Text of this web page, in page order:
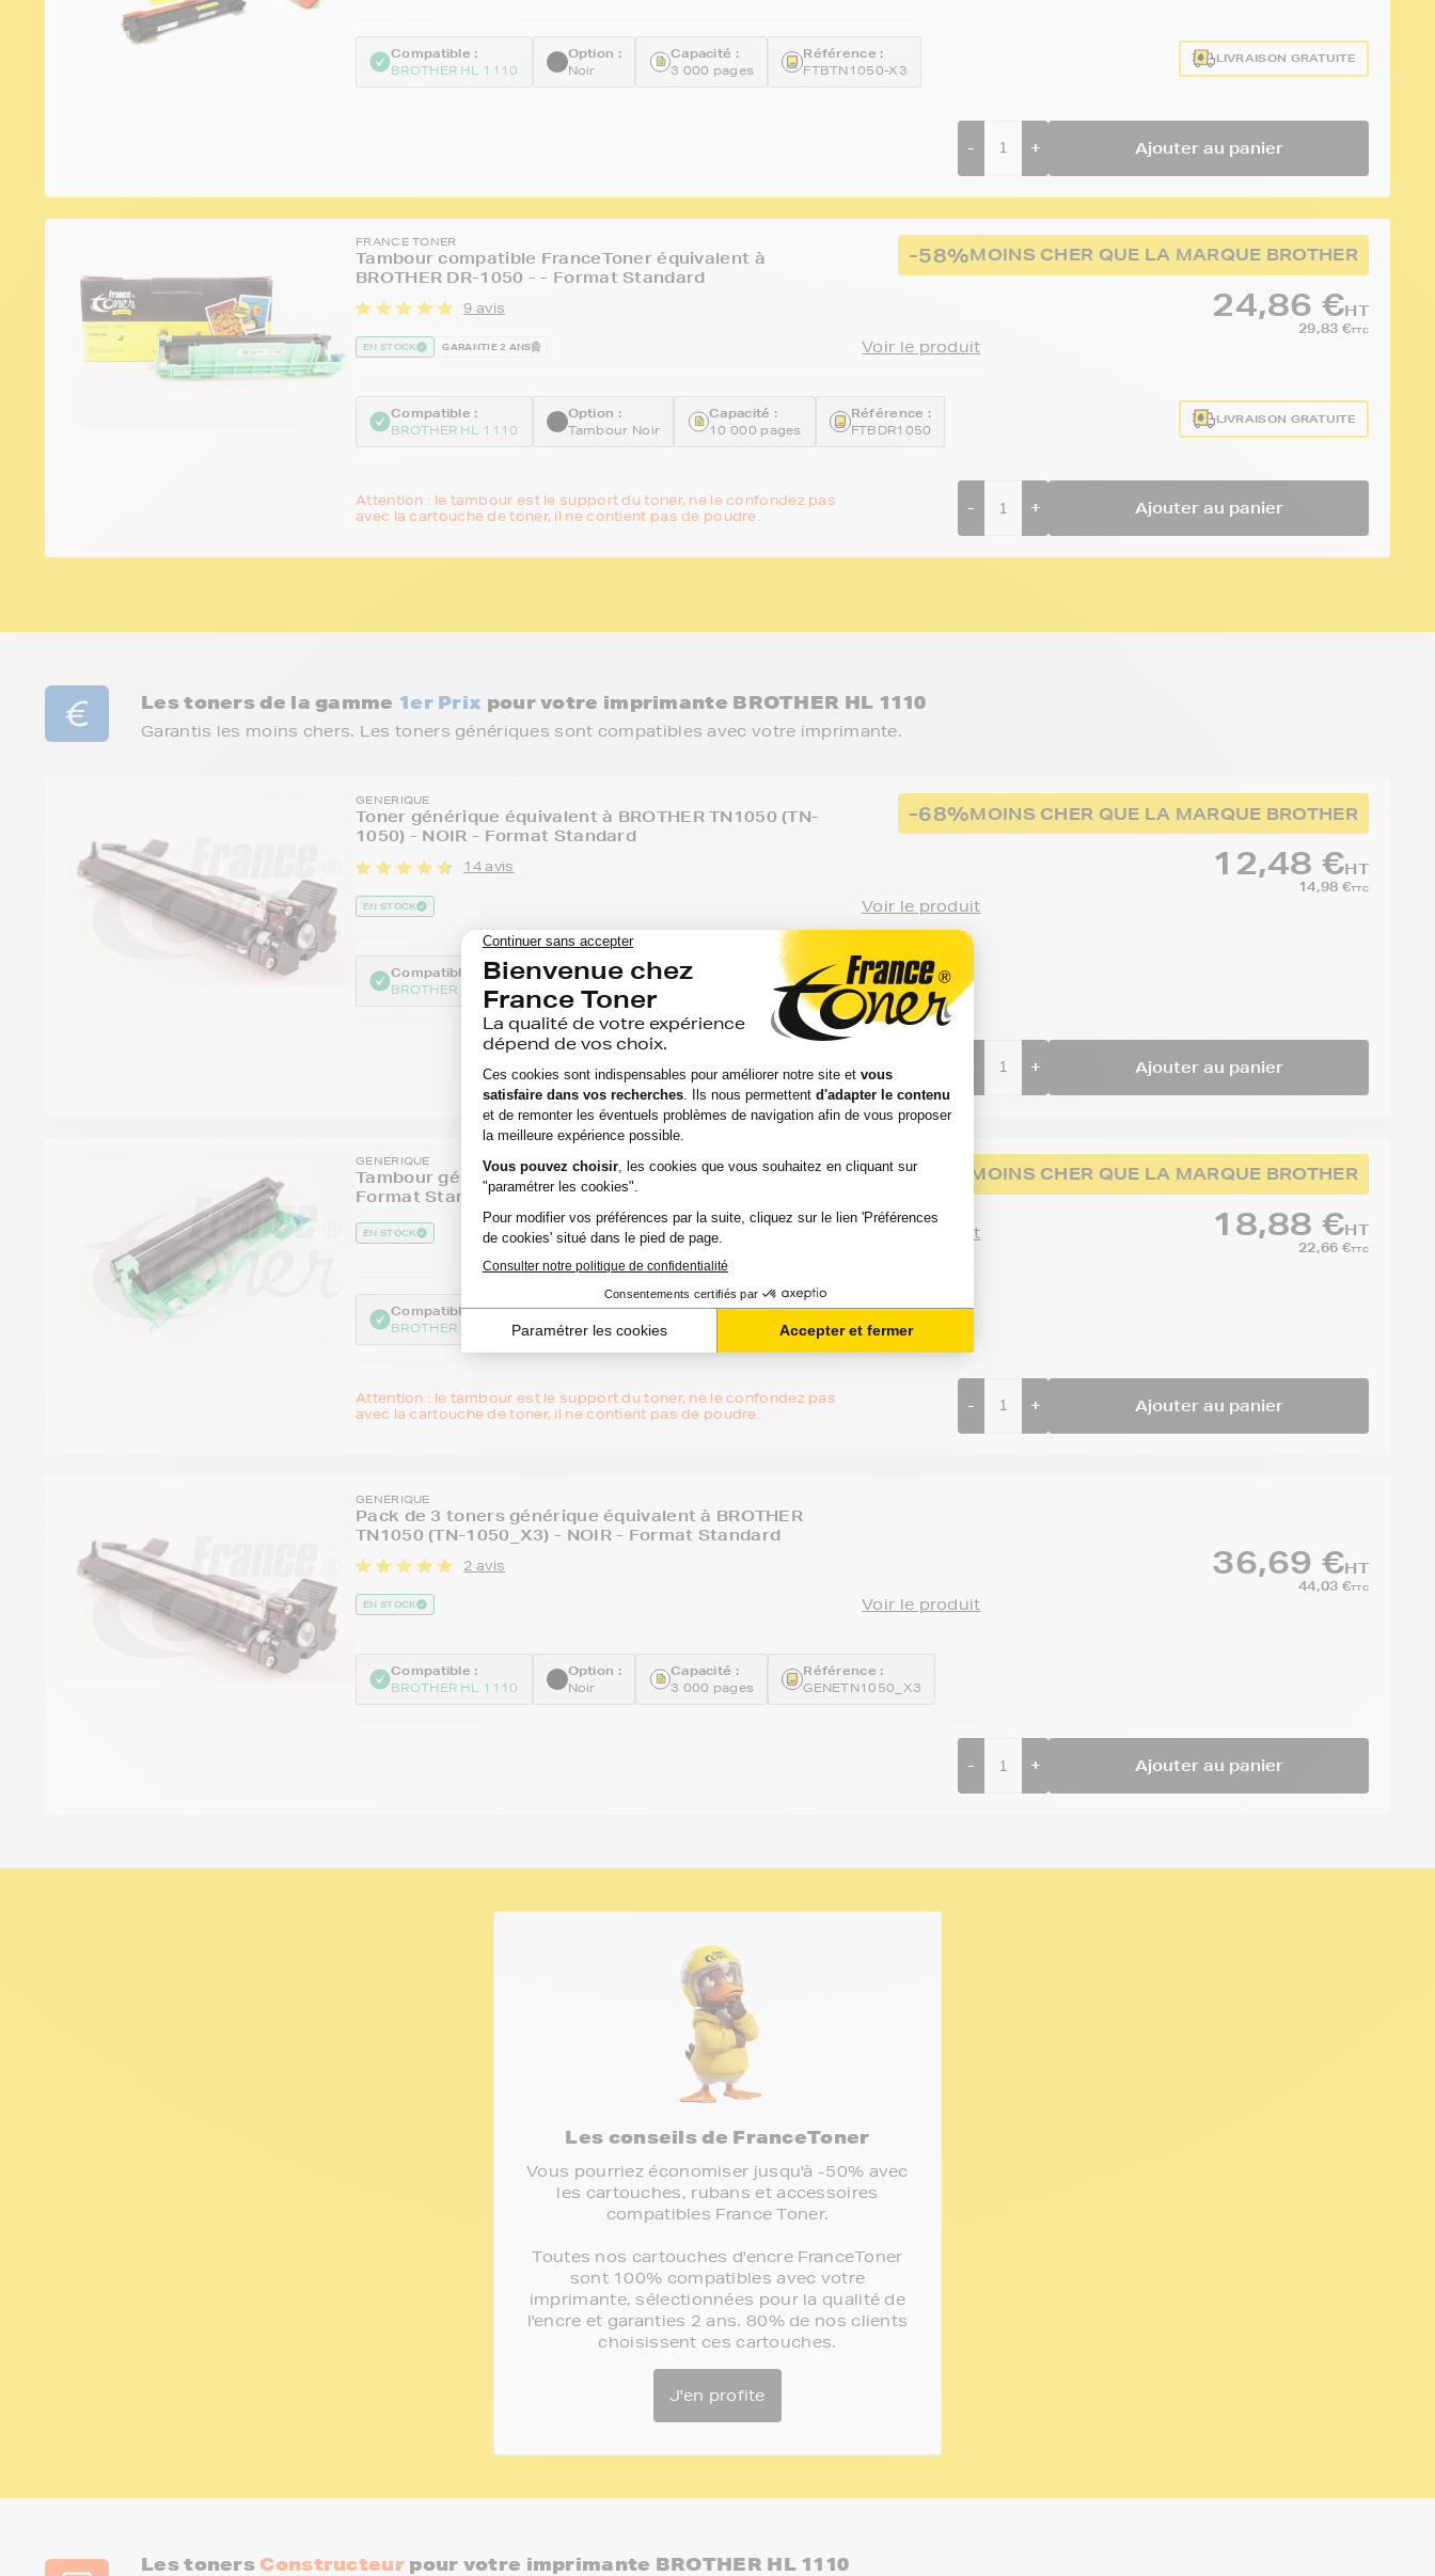
Compatible :
BROTHER HL 1110
Option :
Noir
Capacité :
3 000 pages
Référence :
FTBTN1050-X3
LIVRAISON GRATUITE
- + Ajouter au panier
-58%MOINS CHER QUE LA MARQUE BROTHER
FRANCE TONER
Tambour compatible FranceToner équivalent à
BROTHER DR-1050 - - Format Standard
9 avis
EN STOCK GARANTIE 2 ANS Voir le produit
Compatible :
BROTHER HL 1110
Option :
Tambour Noir
Capacité :
10 000 pages
Référence :
FTBDR1050
Attention : le tambour est le support du toner, ne le confondez pas
avec la cartouche de toner, il ne contient pas de poudre.
24,86 €HT
29,83 €TTC
LIVRAISON GRATUITE
- + Ajouter au panier
Les toners de la gamme 1er Prix pour votre imprimante BROTHER HL 1110
Garantis les moins chers. Les toners génériques sont compatibles avec votre imprimante.
-68%MOINS CHER QUE LA MARQUE BROTHER
GENERIQUE
Toner générique équivalent à BROTHER TN1050 (TN-
1050) - NOIR - Format Standard
14 avis
EN STOCK Voir le produit
Compatible :
BROTHER HL 1110
Option :
Noir
Capacité : Référence :
GENETN1050
12,48 €HT
14,98 €TTC
+ Ajouter au panier
-68% MOINS CHER QUE LA MARQUE BROTHER
GENERIQUE
Tambour générique équivalent à BROTHER DR-1050 - -
Format Standard
EN STOCK Voir le produit
Compatible :
BROTHER HL 1110
Option :
Tambour Noir
Capacité :
10 000 pages
Référence :
GENEDR1050
Attention : le tambour est le support du toner, ne le confondez pas
avec la cartouche de toner, il ne contient pas de poudre.
18,88 €HT
22,66 €TTC
- + Ajouter au panier
GENERIQUE
Pack de 3 toners générique équivalent à BROTHER
TN1050 (TN-1050_X3) - NOIR - Format Standard
2 avis
EN STOCK Voir le produit
Compatible :
BROTHER HL 1110
Option :
Noir
Capacité :
3 000 pages
Référence :
GENETN1050_X3
36,69 €HT
44,03 €TTC
- + Ajouter au panier
Les conseils de FranceToner
Vous pourriez économiser jusqu'à -50% avec
les cartouches, rubans et accessoires
compatibles France Toner.
Toutes nos cartouches d'encre FranceToner
sont 100% compatibles avec votre
imprimante, sélectionnées pour la qualité de
l'encre et garanties 2 ans. 80% de nos clients
choisissent ces cartouches.
J'en profite
Les toners Constructeurpour votre imprimante BROTHER HL 1110